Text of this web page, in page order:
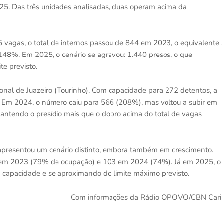
Das três unidades analisadas, duas operam acima da
o total de internos passou de 844 em 2023, o equivalente
Em 2025, o cenário se agravou: 1.440 presos, o que
previsto.
de Juazeiro (Tourinho). Com capacidade para 272 detentos, a
2024, o número caiu para 566 (208%), mas voltou a subir em
o presídio mais que o dobro acima do total de vagas
um cenário distinto, embora também em crescimento.
2023 (79% de ocupação) e 103 em 2024 (74%). Já em 2025, o
e se aproximando do limite máximo previsto.
Com informações da Rádio OPOVO/CBN